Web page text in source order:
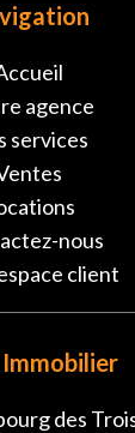
agence
services
nous
client
des